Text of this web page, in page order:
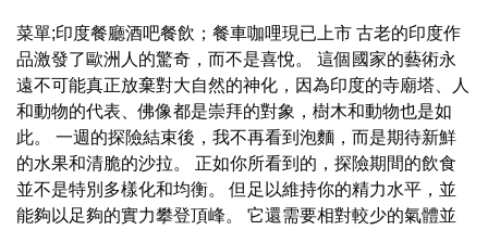
菜單;印度餐廳酒吧餐飲；餐車咖哩現已上市 古老的印度作
品激發了歐洲人的驚奇，而不是喜悅。 這個國家的藝術永
遠不可能真正放棄對大自然的神化，因為印度的寺廟塔、人
和動物的代表、佛像都是崇拜的對象，樹木和動物也是如
此。 一週的探險結束後，我不再看到泡麵，而是期待新鮮
的水果和清脆的沙拉。 正如你所看到的，探險期間的飲食
並不是特別多樣化和均衡。 但足以維持你的精力水平，並
能夠以足夠的實力攀登頂峰。 它還需要相對較少的氣體並